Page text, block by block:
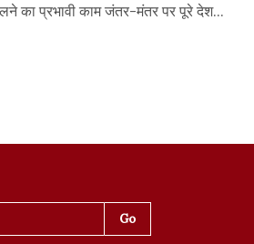
का प्रभावी काम जंतर-मंतर पर पूरे देश...